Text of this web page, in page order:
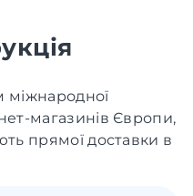
міжнародної
магазинів Європи,
прямої доставки в